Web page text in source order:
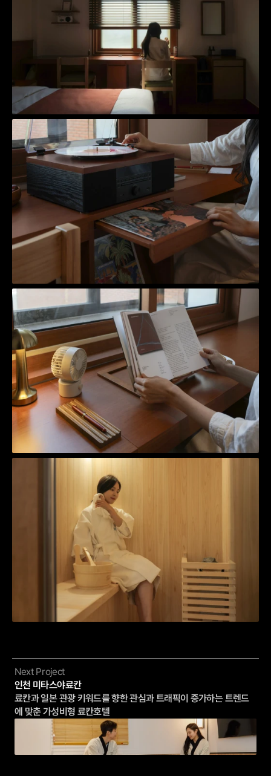
Next Project
인천 미타스야료칸
료칸과 일본 관광 키워드를 향한 관심과 트래픽이 증가하는 트렌드
에 맞춘 가성비형 료칸호텔